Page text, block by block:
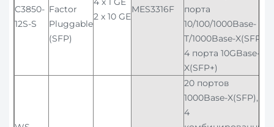
C3850-
12S-S
Factor
Pluggable
(SFP)
2 x 10 GE
MES3316F
порта
10/100/1000Base-
T/1000Base-X(SFP),
4 порта 10GBase-
X(SFP+)
20 портов
1000Base-X(SFP),
4